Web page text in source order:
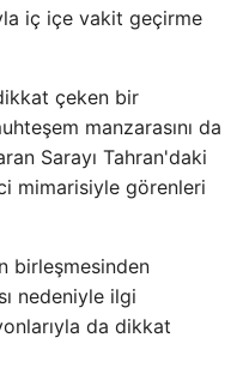
iç içe vakit geçirme
çeken bir
manzarasını da
Sarayı Tahran'daki
mimarisiyle görenleri
birleşmesinden
nedeniyle ilgi
da dikkat